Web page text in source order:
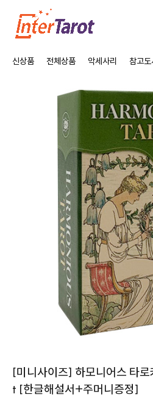
신상품 전체상품 악세사리 참고도
[미니사이즈] 하모니어스 타
t [한글해설서+주머니증정]